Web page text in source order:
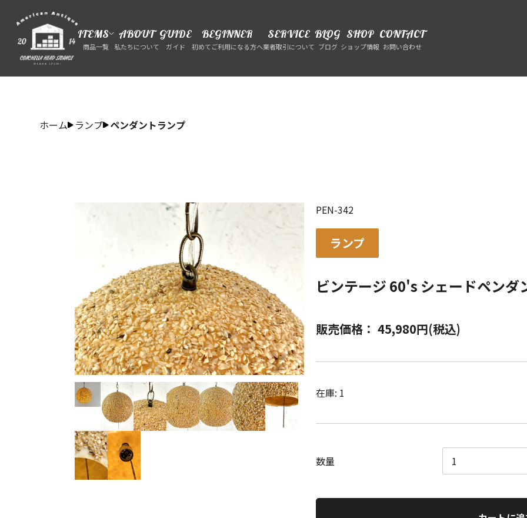
ITEMS
商品一覧
ABOUT
私たちについて
GUIDE
ガイド
BEGINNER
初めてご利用になる方へ
SERVICE
業者取引について
BLOG
ブログ
SHOP
ショップ情報
CONTACT
お問い合わせ
ホーム ランプ ペンダントランプ
PEN-342
ランプ
ビンテージ 60's シェードペンダ
販売価格： 45,980円(税込)
在庫: 1
数量